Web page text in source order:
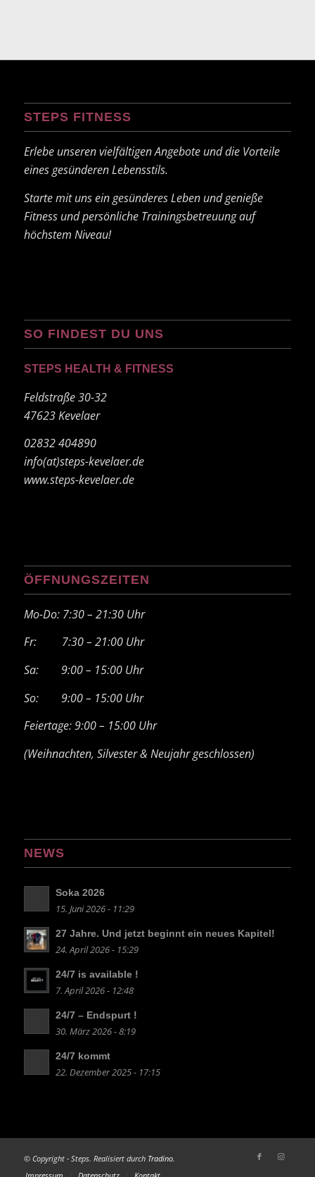
STEPS FITNESS
Erlebe unseren vielfältigen Angebote und die Vorteile
eines gesünderen Lebensstils.
Starte mit uns ein gesünderes Leben und genieße
Fitness und persönliche Trainingsbetreuung auf
höchstem Niveau!
SO FINDEST DU UNS
STEPS HEALTH & FITNESS
Feldstraße 30-32
47623 Kevelaer
02832 404890
info(at)steps-kevelaer.de
www.steps-kevelaer.de
ÖFFNUNGSZEITEN
Mo-Do: 7:30 – 21:30 Uhr
Fr: 7:30 – 21:00 Uhr
Sa: 9:00 – 15:00 Uhr
So: 9:00 – 15:00 Uhr
Feiertage: 9:00 – 15:00 Uhr
(Weihnachten, Silvester & Neujahr geschlossen)
NEWS
Soka 2026
15. Juni 2026 - 11:29
27 Jahre. Und jetzt beginnt ein neues Kapitel!
24. April 2026 - 15:29
24/7 is available !
7. April 2026 - 12:48
24/7 – Endspurt !
30. März 2026 - 8:19
24/7 kommt
22. Dezember 2025 - 17:15
© Copyright - Steps. Realisiert durch Tradino.